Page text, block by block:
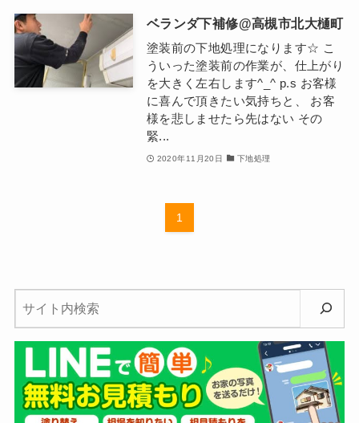
ベランダ下補修@高槻市北大樋町
塗装前の下地処理になります☆ こ
ういった塗装前の作業が、仕上がり
を大きく左右します^_^ p.s お客様
に喜んで頂きたい気持ちと、 お客
様を悲しませたら先はない その
緊...
2020年11月20日 下地処理
1